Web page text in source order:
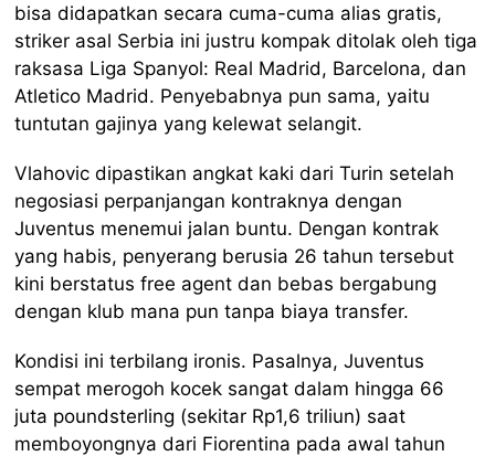
bisa didapatkan secara cuma-cuma alias gratis,
striker asal Serbia ini justru kompak ditolak oleh tiga
raksasa Liga Spanyol: Real Madrid, Barcelona, dan
Atletico Madrid. Penyebabnya pun sama, yaitu
tuntutan gajinya yang kelewat selangit.
Vlahovic dipastikan angkat kaki dari Turin setelah
negosiasi perpanjangan kontraknya dengan
Juventus menemui jalan buntu. Dengan kontrak
yang habis, penyerang berusia 26 tahun tersebut
kini berstatus free agent dan bebas bergabung
dengan klub mana pun tanpa biaya transfer.
Kondisi ini terbilang ironis. Pasalnya, Juventus
sempat merogoh kocek sangat dalam hingga 66
juta poundsterling (sekitar Rp1,6 triliun) saat
memboyongnya dari Fiorentina pada awal tahun